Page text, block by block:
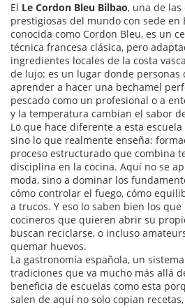
El Le Cordon Bleu Bilbao, una de las
prestigiosas del mundo con sede en
conocida como Cordon Bleu, es un
técnica francesa clásica, pero
ingredientes locales de la costa vasca
de lujo: es un lugar donde personas
aprender a hacer una bechamel
pescado como un profesional o a
y la temperatura cambian el sabor
Lo que hace diferente a esta
sino lo que realmente enseña:
proceso estructurado que combina
disciplina en la cocina. Aquí no se
moda, sino a dominar los
cómo controlar el fuego, cómo
a trucos. Y eso lo saben bien los
cocineros que quieren abrir su
buscan reciclarse, o incluso
quemar huevos.
La gastronomía española, un
tradiciones que va mucho más allá
beneficia de escuelas como esta
salen de aquí no solo copian